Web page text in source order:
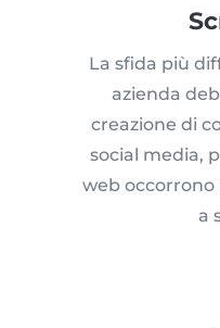
La sfida più
azienda
creazione di
social media,
web occorrono
a